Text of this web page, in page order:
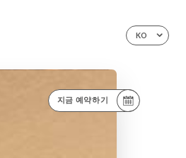
KO
지금 예약하기